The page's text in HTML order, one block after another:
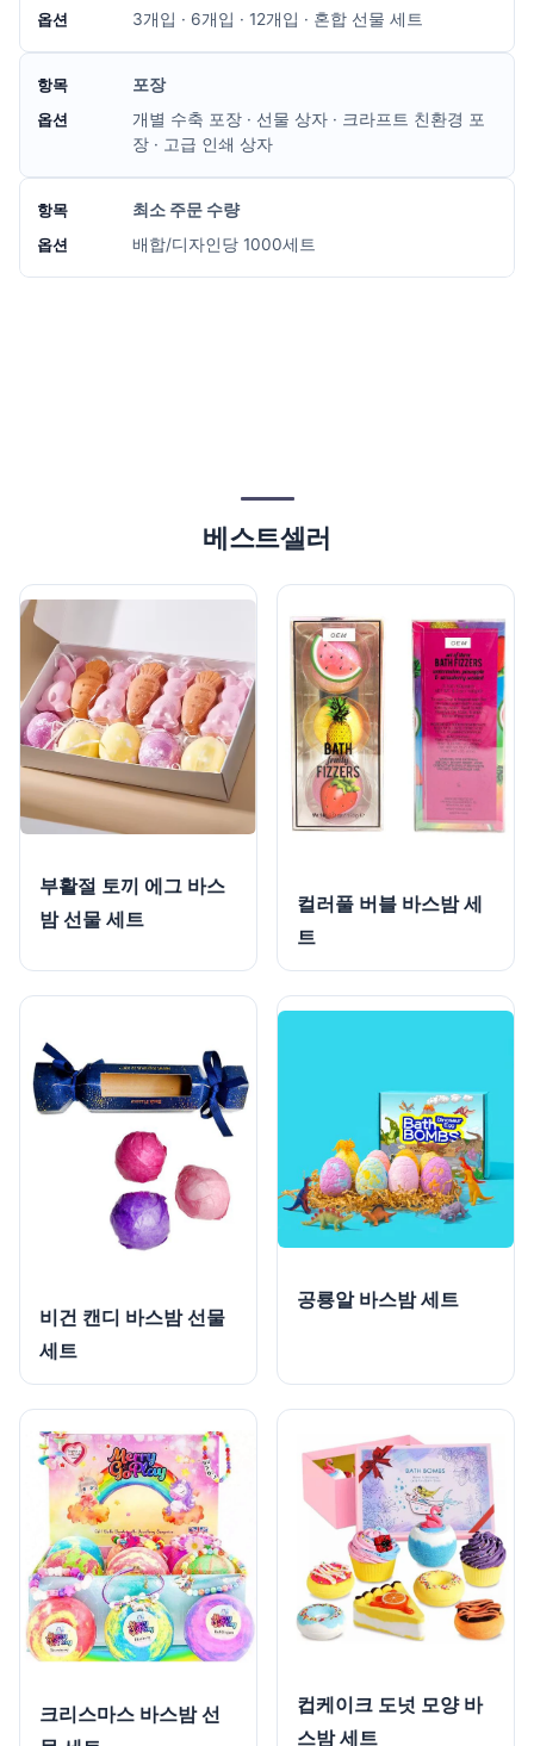
3개입 · 6개입 · 12개입 · 혼합 선물 세트
포장
개별 수축 포장 · 선물 상자 · 크라프트 친환경 포
장 · 고급 인쇄 상자
최소 주문 수량
배합/디자인당 1000세트
베스트셀러
부활절 토끼 에그 바스
밤 선물 세트
컬러풀 버블 바스밤 세
트
비건 캔디 바스밤 선물
세트
공룡알 바스밤 세트
크리스마스 바스밤 선
컵케이크 도넛 모양 바
스밤 세트